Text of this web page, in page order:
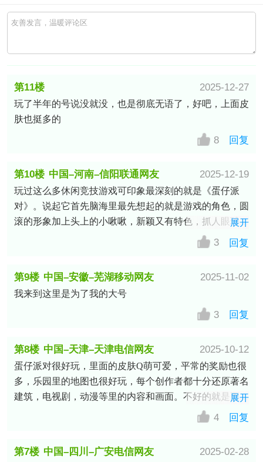
第11楼
中国–甘肃–白银–靖远县移动网友
2025-12-27
玩了半年的号说没就没，也是彻底无语了，好吧，上面皮
肤也挺多的
8 回复
第10楼 中国–河南–信阳联通网友 2025-12-19
玩过这么多休闲竞技游戏可印象最深刻的就是《蛋仔派
对》。说起它首先脑海里最先想起的就是游戏的角色，圆
滚的形象加上头上的小啾啾，新颖又有特色，抓人眼球。
跑图竞技时会发出嘎达嘎达的语气声，走路也会有可爱的
模式琳琅满目，并且没有门槛。最棒一点还是把休闲和竞
技融为一体，内容丰富选择多样化，无论是和朋友开黑还
展开
3 回复
第9楼 中国–安徽–芜湖移动网友 2025-11-02
我来到这里是为了我的大号
3 回复
第8楼 中国–天津–天津电信网友 2025-10-12
蛋仔派对很好玩，里面的皮肤Q萌可爱，平常的奖励也很
多，乐园里的地图也很好玩，每个创作者都十分还原著名
建筑，电视剧，动漫等里的内容和画面。不好的就是更新
次数太多了，现在有改进。蛋仔继续努力哦!(a·_·)
展开
4 回复
第7楼 中国–四川–广安电信网友 2025-02-28